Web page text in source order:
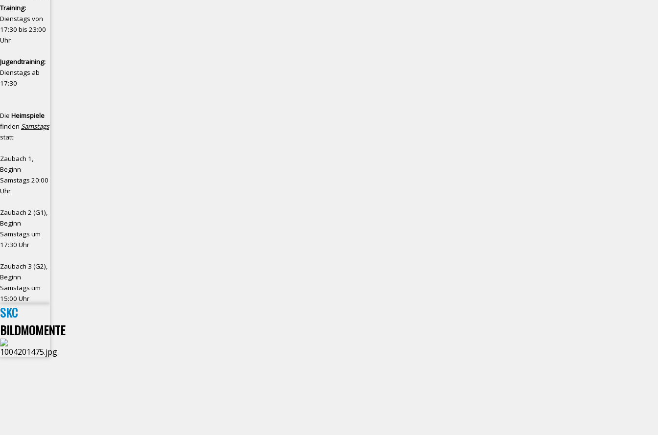
Training:
Dienstags von
17:30 bis 23:00
Uhr
Jugendtraining:
Dienstags ab
17:30
Die Heimspiele
finden Samstags
statt:
Zaubach 1,
Beginn
Samstags 20:00
Uhr
Zaubach 2 (G1),
Beginn
Samstags um
17:30 Uhr
Zaubach 3 (G2),
Beginn
Samstags um
15:00 Uhr
SKC
BILDMOMENTE